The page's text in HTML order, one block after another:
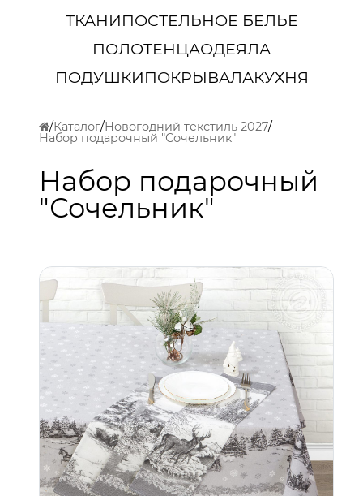
ТКАНИПОСТЕЛЬНОЕ БЕЛЬЕ
ПОЛОТЕНЦАОДЕЯЛА
ПОДУШКИПОКРЫВАЛАКУХНЯ
Каталог Новогодний текстиль 2027
Набор подарочный "Сочельник"
Набор подарочный
"Сочельник"